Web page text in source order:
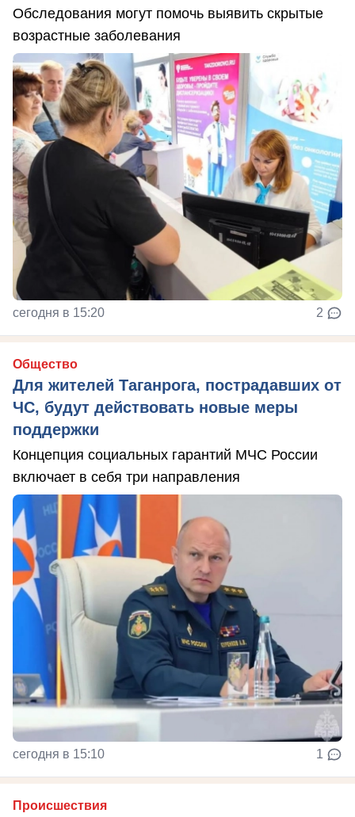
Обследования могут помочь выявить скрытые
возрастные заболевания
сегодня в 15:20 2
Общество
Для жителей Таганрога, пострадавших от
ЧС, будут действовать новые меры
поддержки
Концепция социальных гарантий МЧС России
включает в себя три направления
сегодня в 15:10 1
Происшествия